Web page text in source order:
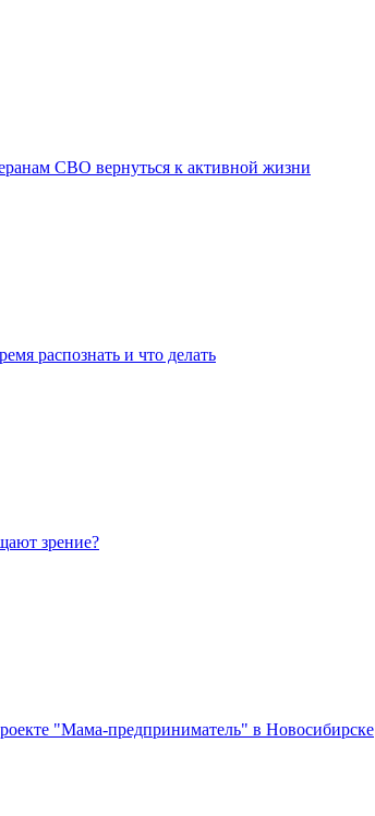
СВО вернуться к активной жизни
распознать и что делать
зрение?
"Мама-предприниматель" в Новосибирске